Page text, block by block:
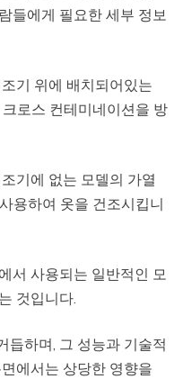
들에게 필요한 세부 정보
기 위에 배치되어있는
로스 컨테미네이션을 방
기에 없는 모델의 가열
용하여 옷을 건조시킵니
서 사용되는 일반적인 모
것입니다.
듭하며, 그 성능과 기술적
에서는 상당한 영향을